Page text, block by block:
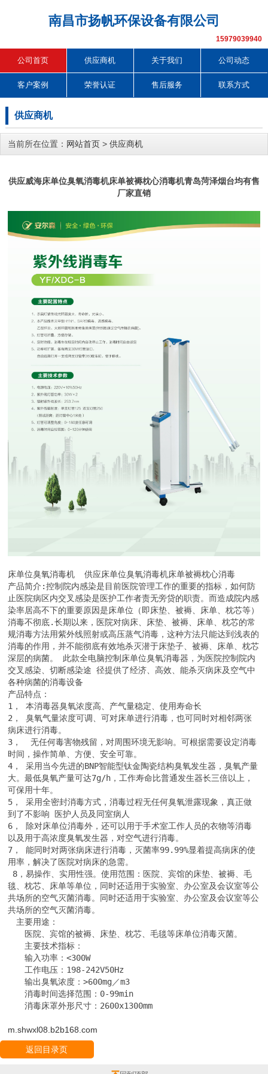
南昌市扬帆环保设备有限公司
15979039940
公司首页 供应商机 关于我们 公司动态
客户案例 荣誉认证 售后服务 联系方式
供应商机
当前所在位置： 网站首页 > 供应商机
供应威海床单位臭氧消毒机床单被褥枕心消毒机青岛菏泽烟台均有售
厂家直销
床单位臭氧消毒机  供应床单位臭氧消毒机床单被褥枕心消毒
产品简介:控制院内感染是目前医院管理工作的重要的指标，如何防
止医院病区内交叉感染是医护工作者责无旁贷的职责。而造成院内感
染率居高不下的重要原因是床单位（即床垫、被褥、床单、枕芯等）
消毒不彻底.长期以来，医院对病床、床垫、被褥、床单、枕芯的常
规消毒方法用紫外线照射或高压蒸气消毒，这种方法只能达到浅表的
消毒的作用，并不能彻底有效地杀灭潜于床垫子、被褥、床单、枕芯
深层的病菌。 此款全电脑控制床单位臭氧消毒器，为医院控制院内
交叉感染、切断感染途 径提供了经济、高效、能杀灭病床及空气中
各种病菌的消毒设备
产品特点：
1， 本消毒器臭氧浓度高、产气量稳定、使用寿命长
2， 臭氧气量浓度可调、可对床单进行消毒，也可同时对相邻两张
病床进行消毒。
3，  无任何毒害物残留，对周围环境无影响。可根据需要设定消毒
时间，操作简单、方便、安全可靠。
4， 采用当今先进的BNP智能型钛金陶瓷结构臭氧发生器，臭氧产量
大。最低臭氧产量可达7g/h，工作寿命比普通发生器长三倍以上，
可保用十年。
5， 采用全密封消毒方式，消毒过程无任何臭氧泄露现象，真正做
到了不影响 医护人员及同室病人
6， 除对床单位消毒外，还可以用于手术室工作人员的衣物等消毒
以及用于高浓度臭氧发生器，对空气进行消毒。
7， 能同时对两张病床进行消毒，灭菌率99.99%显着提高病床的使
用率，解决了医院对病床的急需。
毯、枕芯、床单等单位，同时还适用于实验室、办公室及会议室等公
共场所的空气灭菌消毒。同时还适用于实验室、办公室及会议室等公
共场所的空气灭菌消毒。
主要用途：
医院、宾馆的被褥、床垫、枕芯、毛毯等床单位消毒灭菌。
主要技术指标：
输入功率：<300W
工作电压：198-242V50Hz
输出臭氧浓度：>600mg／m3
消毒时间选择范围：0-99min
消毒床罩外形尺寸：2600x1300mm
m.shwxl08.b2b168.com
返回目录页